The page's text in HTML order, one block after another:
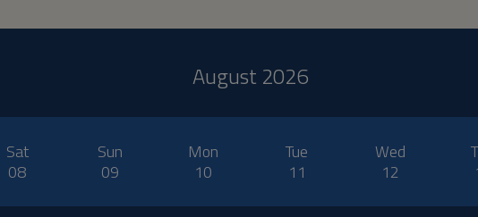
August 2026
Sat
08
Sun
09
Mon
10
Tue
11
Wed
12